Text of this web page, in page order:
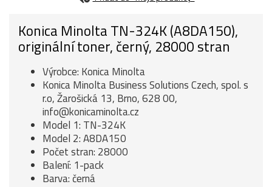
Konica Minolta TN-324K (A8DA150),
originální toner, černý, 28000 stran
Výrobce: Konica Minolta
Konica Minolta Business Solutions Czech, spol. s
r.o, Žarošická 13, Brno, 628 00,
info@konicaminolta.cz
Model 1: TN-324K
Model 2: A8DA150
Počet stran: 28000
Balení: 1-pack
Barva: černá